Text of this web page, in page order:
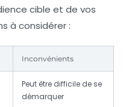
cible et de vos
à considérer :
Inconvénients
Peut être difficile de se
démarquer